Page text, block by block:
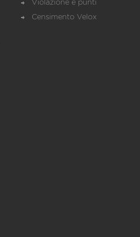
Violazione e punti
Censimento Velox